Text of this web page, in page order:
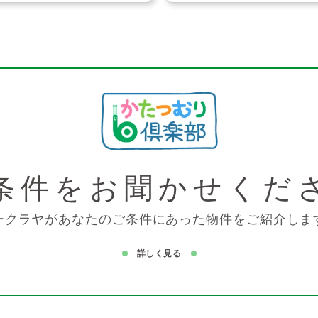
件を お聞かせくだ
クラヤがあなたのご条件にあった物件をご紹介しま
詳しく見る